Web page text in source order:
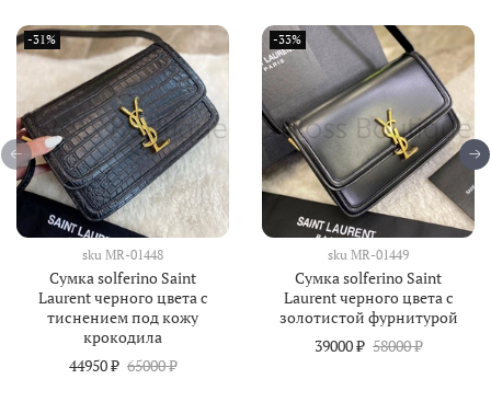
-31%
sku MR-01448
Сумка solferino Saint
Laurent черного цвета с
тиснением под кожу
крокодила
44950 ₽ 65000 ₽
-33%
sku MR-01449
Сумка solferino Saint
Laurent черного цвета с
золотистой фурнитурой
39000 ₽ 58000 ₽